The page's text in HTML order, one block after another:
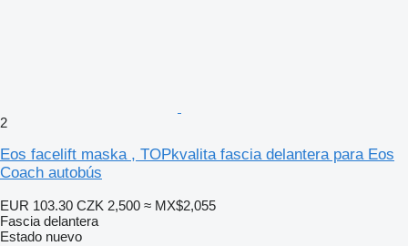
2
Eos facelift maska , TOPkvalita fascia delantera para Eos
Coach autobús
EUR 103.30 CZK 2,500 ≈ MX$2,055
Fascia delantera
Estado nuevo